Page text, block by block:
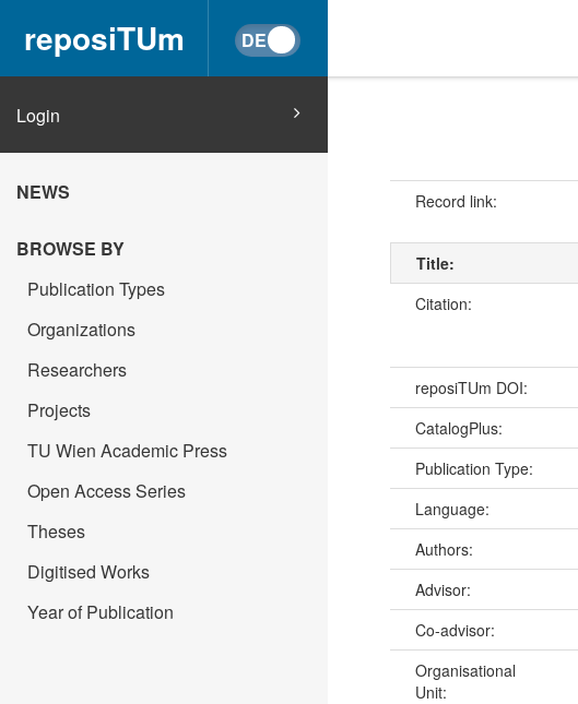
reposiTUm
Login
NEWS
BROWSE BY
Publication Types
Organizations
Researchers
Projects
TU Wien Academic Press
Open Access Series
Theses
Digitised Works
Year of Publication
Record link:
Title:
Citation:
reposiTUm DOI:
CatalogPlus:
Publication Type:
Language:
Authors:
Advisor:
Co-advisor:
Organisational
Unit: